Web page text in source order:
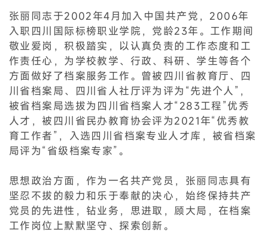
张丽同志于2002年4月加入中国共产党，2006年
入职四川国际标榜职业学院，党龄23年。工作期间
敬业爱岗，积极踏实，以认真负责的工作态度和工
作责任心，为学校教学、行政、科研、学生等各个
方面做好了档案服务工作。曾被四川省教育厅、四
川省档案局、四川省人社厅评为评为“先进个人”，
被省档案局选拔为四川省档案人才“283工程”优秀
人才，被四川省民办教育协会评为2021年“优秀教
育工作者”，入选四川省档案专业人才库，被省档案
局评为“省级档案专家”。
思想政治方面，作为一名共产党员，张丽同志具有
坚忍不拔的毅力和乐于奉献的决心，始终保持共产
党员的先进性，钻业务，思进取，顾大局，在档案
工作岗位上默默坚守、探索创新。